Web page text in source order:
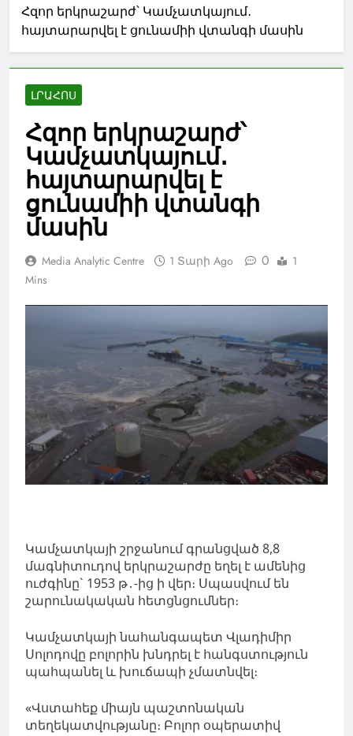
Հզոր երկրաշարժ՝ Կամչատկայում․
հայտարարվել է ցունամիի վտանգի մասին
ԼՐԱՀՈՍ
Հզոր երկրաշարժ՝
Կամչատկայում․
հայտարարվել է
ցունամիի վտանգի
մասին
Media Analytic Centre 1 Տարի Ago 0
1
Mins
Կամչատկայի շրջանում գրանցված 8,8
մագնիտուդով երկրաշարժը եղել է ամենից
ուժգինը` 1953 թ․-ից ի վեր։ Սպասվում են
շարունակական հետցնցումներ։
Կամչատկայի նահանգապետ Վլադիմիր
Սոլոդովը բոլորին խնդրել է հանգստություն
պահպանել և խուճապի չմատնվել։
«Վստահեք միայն պաշտոնական
տեղեկատվությանը։ Բոլոր օպերատիվ